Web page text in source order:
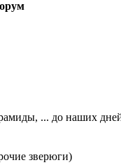
... до наших
зверюги)